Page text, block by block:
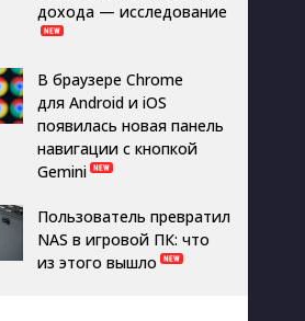
дохода — исследование
В браузере Chrome
для Android и iOS
появилась новая панель
навигации с кнопкой
Gemini
Пользователь превратил
NAS в игровой ПК: что
из этого вышло